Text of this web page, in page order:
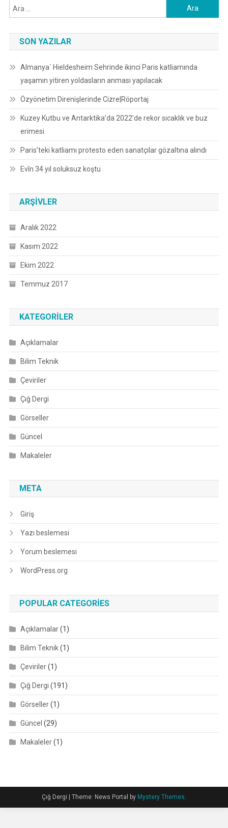
Arama:
SON YAZILAR
Almanya´ Hieldesheim Sehrinde ikinci Paris katliamında
yaşamın yitiren yoldasların anması yapılacak
Özyönetim Direnişlerinde Cizre|Röportaj
Kuzey Kutbu ve Antarktika’da 2022’de rekor sıcaklık ve buz
erimesi
Paris’teki katliamı protesto eden sanatçılar gözaltına alındı
Evîn 34 yıl soluksuz koştu
ARŞIVLER
Aralık 2022
Kasım 2022
Ekim 2022
Temmuz 2017
KATEGORILER
Açıklamalar
Bilim Teknik
Çeviriler
Çığ Dergi
Görseller
Güncel
Makaleler
META
Giriş
Yazı beslemesi
Yorum beslemesi
WordPress.org
POPULAR CATEGORIES
Açıklamalar(1)
Bilim Teknik(1)
Çeviriler(1)
Çığ Dergi (191)
Görseller(1)
Güncel (29)
Makaleler(1)
Çığ Dergi | Theme: News Portal by Mystery Themes.